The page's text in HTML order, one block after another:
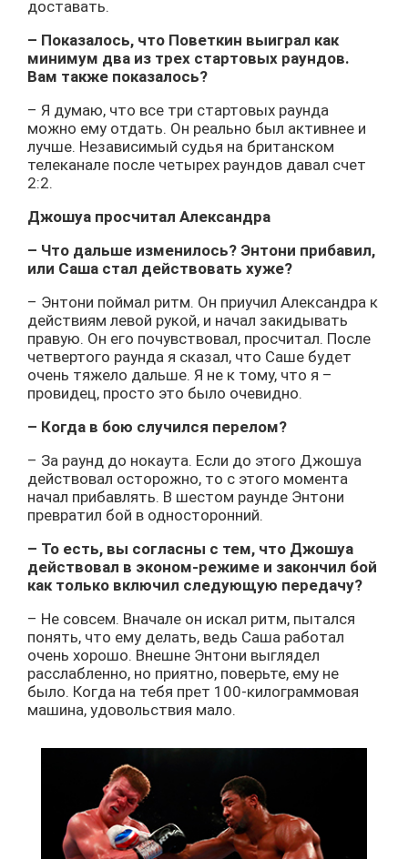
доставать.
– Показалось, что Поветкин выиграл как
минимум два из трех стартовых раундов.
Вам также показалось?
– Я думаю, что все три стартовых раунда
можно ему отдать. Он реально был активнее и
лучше. Независимый судья на британском
телеканале после четырех раундов давал счет
2:2.
Джошуа просчитал Александра
– Что дальше изменилось? Энтони прибавил,
или Саша стал действовать хуже?
– Энтони поймал ритм. Он приучил Александра к
действиям левой рукой, и начал закидывать
правую. Он его почувствовал, просчитал. После
четвертого раунда я сказал, что Саше будет
очень тяжело дальше. Я не к тому, что я –
провидец, просто это было очевидно.
– Когда в бою случился перелом?
– За раунд до нокаута. Если до этого Джошуа
действовал осторожно, то с этого момента
начал прибавлять. В шестом раунде Энтони
превратил бой в односторонний.
– То есть, вы согласны с тем, что Джошуа
действовал в эконом-режиме и закончил бой
как только включил следующую передачу?
– Не совсем. Вначале он искал ритм, пытался
понять, что ему делать, ведь Саша работал
очень хорошо. Внешне Энтони выглядел
расслабленно, но приятно, поверьте, ему не
было. Когда на тебя прет 100-килограммовая
машина, удовольствия мало.